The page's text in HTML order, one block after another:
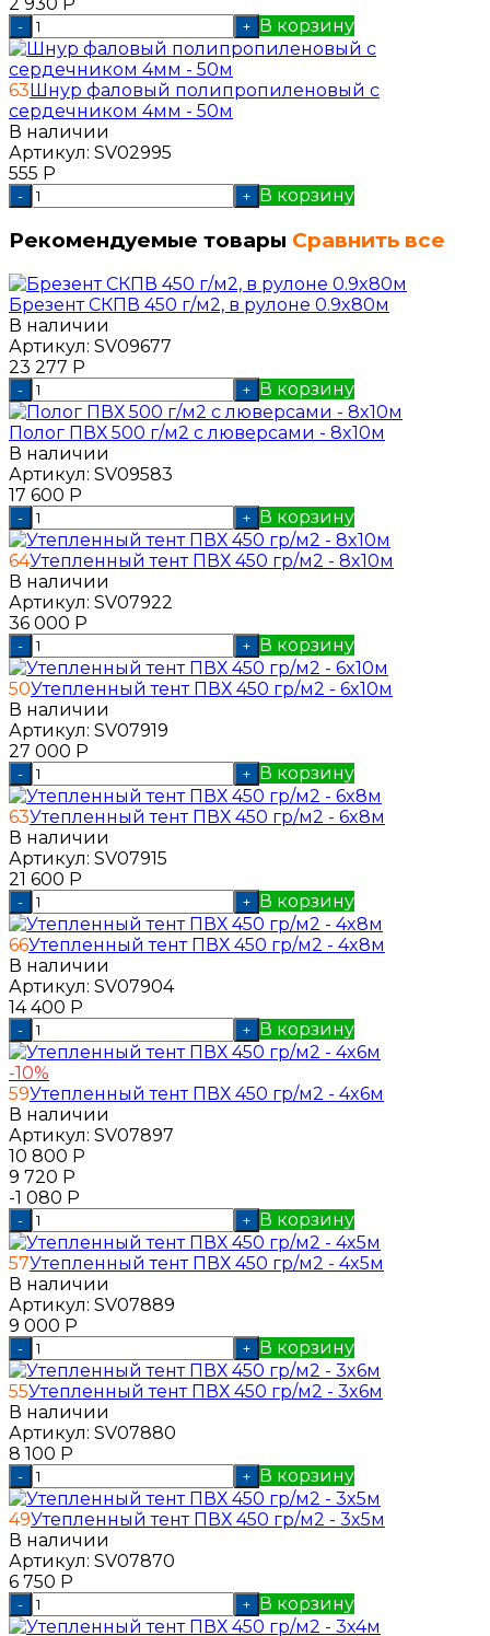
- + В корзину
63Шнур фаловый полипропиленовый с
сердечником 4мм - 50м
В наличии
Артикул: SV02995
555 Р
- + В корзину
Рекомендуемые товары Сравнить все
Брезент СКПВ 450 г/м2, в рулоне 0.9x80м
В наличии
Артикул: SV09677
23 277 Р
- + В корзину
Полог ПВХ 500 г/м2 с люверсами - 8x10м
В наличии
Артикул: SV09583
17 600 Р
- + В корзину
64Утепленный тент ПВХ 450 гр/м2 - 8x10м
В наличии
Артикул: SV07922
36 000 Р
- + В корзину
50Утепленный тент ПВХ 450 гр/м2 - 6x10м
В наличии
Артикул: SV07919
27 000 Р
- + В корзину
63Утепленный тент ПВХ 450 гр/м2 - 6x8м
В наличии
Артикул: SV07915
21 600 Р
- + В корзину
66Утепленный тент ПВХ 450 гр/м2 - 4x8м
В наличии
Артикул: SV07904
14 400 Р
- + В корзину
-10%
59Утепленный тент ПВХ 450 гр/м2 - 4x6м
В наличии
Артикул: SV07897
10 800 Р
9 720 Р
-1 080 Р
- + В корзину
57Утепленный тент ПВХ 450 гр/м2 - 4x5м
В наличии
Артикул: SV07889
9 000 Р
- + В корзину
55Утепленный тент ПВХ 450 гр/м2 - 3x6м
В наличии
Артикул: SV07880
8 100 Р
- + В корзину
49Утепленный тент ПВХ 450 гр/м2 - 3x5м
В наличии
Артикул: SV07870
6 750 Р
- + В корзину